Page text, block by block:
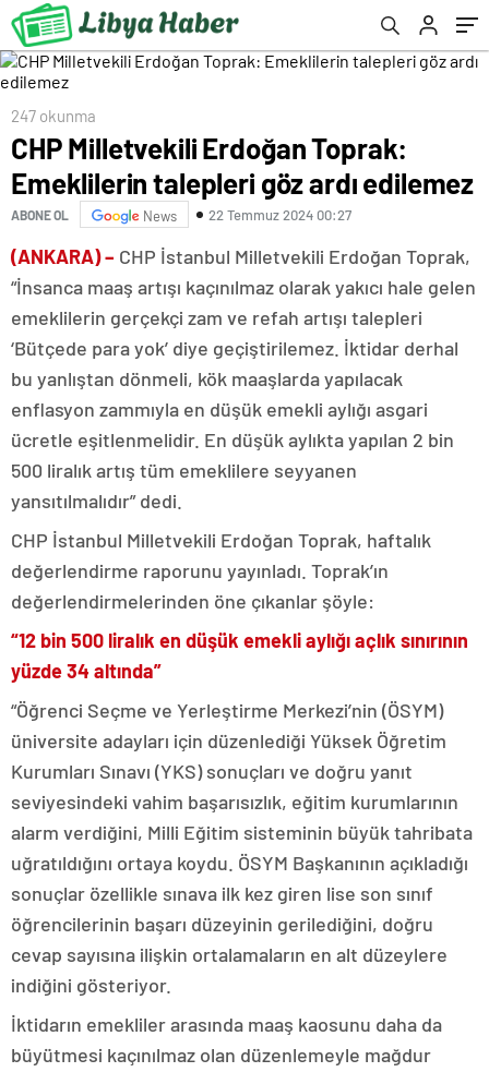
247 okunma
CHP Milletvekili Erdoğan Toprak:
Emeklilerin talepleri göz ardı edilemez
ABONE OL News 22 Temmuz 2024 00:27
(ANKARA) – CHP İstanbul Milletvekili Erdoğan Toprak,
“İnsanca maaş artışı kaçınılmaz olarak yakıcı hale gelen
emeklilerin gerçekçi zam ve refah artışı talepleri
‘Bütçede para yok’ diye geçiştirilemez. İktidar derhal
bu yanlıştan dönmeli, kök maaşlarda yapılacak
enflasyon zammıyla en düşük emekli aylığı asgari
ücretle eşitlenmelidir. En düşük aylıkta yapılan 2 bin
500 liralık artış tüm emeklilere seyyanen
yansıtılmalıdır” dedi.
CHP İstanbul Milletvekili Erdoğan Toprak, haftalık
değerlendirme raporunu yayınladı. Toprak’ın
değerlendirmelerinden öne çıkanlar şöyle:
“12 bin 500 liralık en düşük emekli aylığı açlık sınırının
yüzde 34 altında”
“Öğrenci Seçme ve Yerleştirme Merkezi’nin (ÖSYM)
üniversite adayları için düzenlediği Yüksek Öğretim
Kurumları Sınavı (YKS) sonuçları ve doğru yanıt
seviyesindeki vahim başarısızlık, eğitim kurumlarının
alarm verdiğini, Milli Eğitim sisteminin büyük tahribata
uğratıldığını ortaya koydu. ÖSYM Başkanının açıkladığı
sonuçlar özellikle sınava ilk kez giren lise son sınıf
öğrencilerinin başarı düzeyinin gerilediğini, doğru
cevap sayısına ilişkin ortalamaların en alt düzeylere
indiğini gösteriyor.
İktidarın emekliler arasında maaş kaosunu daha da
büyütmesi kaçınılmaz olan düzenlemeyle mağdur